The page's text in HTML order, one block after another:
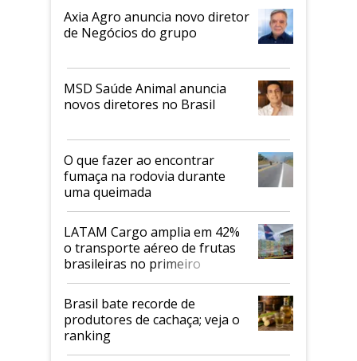
Axia Agro anuncia novo diretor
de Negócios do grupo
MSD Saúde Animal anuncia
novos diretores no Brasil
O que fazer ao encontrar
fumaça na rodovia durante
uma queimada
LATAM Cargo amplia em 42%
o transporte aéreo de frutas
brasileiras no primeiro
semestre
Brasil bate recorde de
produtores de cachaça; veja o
ranking